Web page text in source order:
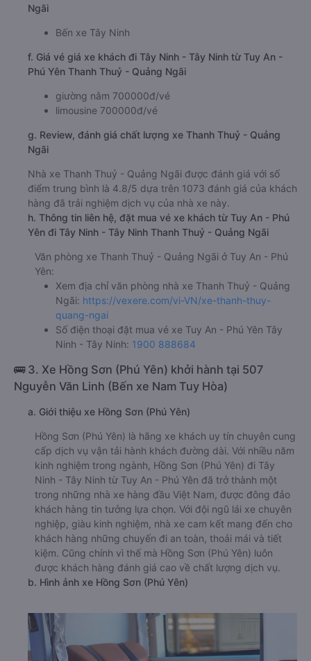
Ngãi
Bến xe Tây Ninh
f. Giá vé giá xe khách đi Tây Ninh - Tây Ninh từ Tuy An -
Phú Yên Thanh Thuỷ - Quảng Ngãi
giường nằm 700000đ/vé
limousine 700000đ/vé
g. Review, đánh giá chất lượng xe Thanh Thuỷ - Quảng
Ngãi
Nhà xe Thanh Thuỷ - Quảng Ngãi được đánh giá với số
điểm trung bình là 4.8/5 dựa trên 1073 đánh giá của khách
hàng đã trải nghiệm dịch vụ của nhà xe này.
h. Thông tin liên hệ, đặt mua vé xe khách từ Tuy An - Phú
Yên đi Tây Ninh - Tây Ninh Thanh Thuỷ - Quảng Ngãi
Văn phòng xe Thanh Thuỷ - Quảng Ngãi ở Tuy An - Phú
Yên:
Xem địa chỉ văn phòng nhà xe Thanh Thuỷ - Quảng
Ngãi: https://vexere.com/vi-VN/xe-thanh-thuy-
quang-ngai
Số điện thoại đặt mua vé xe Tuy An - Phú Yên Tây
Ninh - Tây Ninh: 1900 888684
🚌 3. Xe Hồng Sơn (Phú Yên) khởi hành tại 507
Nguyễn Văn Linh (Bến xe Nam Tuy Hòa)
a. Giới thiệu xe Hồng Sơn (Phú Yên)
Hồng Sơn (Phú Yên) là hãng xe khách uy tín chuyên cung
cấp dịch vụ vận tải hành khách đường dài. Với nhiều năm
kinh nghiệm trong ngành, Hồng Sơn (Phú Yên) đi Tây
Ninh - Tây Ninh từ Tuy An - Phú Yên đã trở thành một
trong những nhà xe hàng đầu Việt Nam, được đông đảo
khách hàng tin tưởng lựa chọn. Với đội ngũ lái xe chuyên
nghiệp, giàu kinh nghiệm, nhà xe cam kết mang đến cho
khách hàng những chuyến đi an toàn, thoải mái và tiết
kiệm. Cũng chính vì thế mà Hồng Sơn (Phú Yên) luôn
được khách hàng đánh giá cao về chất lượng dịch vụ.
b. Hình ảnh xe Hồng Sơn (Phú Yên)